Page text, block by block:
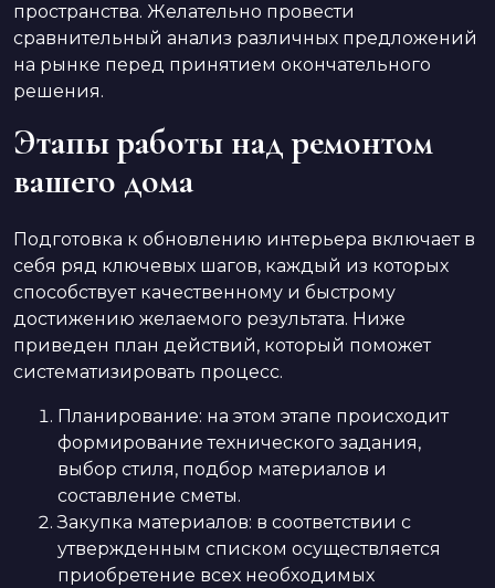
пространства. Желательно провести
сравнительный анализ различных предложений
на рынке перед принятием окончательного
решения.
Этапы работы над ремонтом
вашего дома
Подготовка к обновлению интерьера включает в
себя ряд ключевых шагов, каждый из которых
способствует качественному и быстрому
достижению желаемого результата. Ниже
приведен план действий, который поможет
систематизировать процесс.
Планирование: на этом этапе происходит
формирование технического задания,
выбор стиля, подбор материалов и
составление сметы.
Закупка материалов: в соответствии с
утвержденным списком осуществляется
приобретение всех необходимых